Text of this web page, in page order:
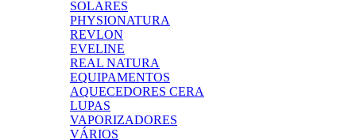
SOLARES
PHYSIONATURA
REVLON
EVELINE
REAL NATURA
EQUIPAMENTOS
AQUECEDORES CERA
LUPAS
VAPORIZADORES
VÁRIOS